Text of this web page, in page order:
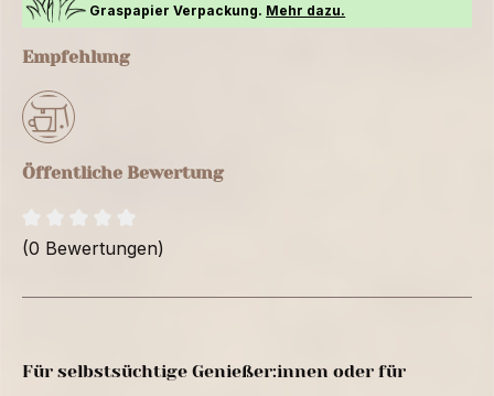
Graspapier Verpackung. Mehr dazu.
Empfehlung
Öffentliche Bewertung
(0 Bewertungen)
Für selbstsüchtige Genießer:innen oder für